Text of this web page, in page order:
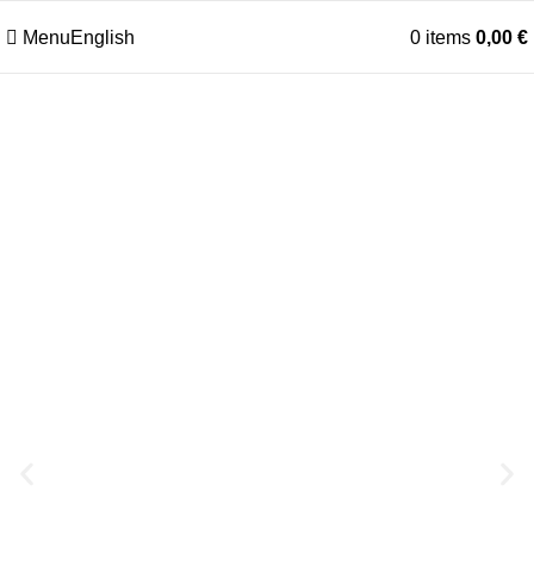
MenuEnglish 0 items 0,00 €